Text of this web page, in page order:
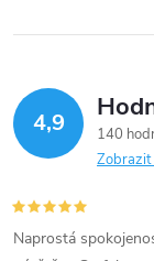
4,9
140
Zobrazit
Naprostá